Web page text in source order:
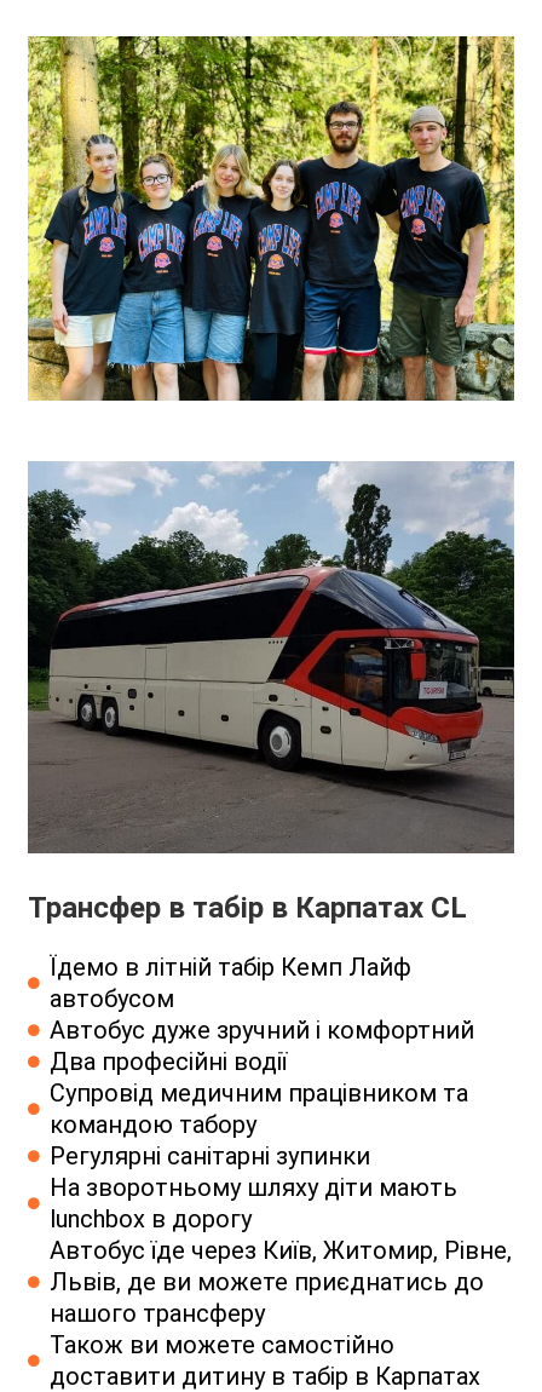
Трансфер в табір в Карпатах CL
Їдемо в літній табір Кемп Лайф
автобусом
Автобус дуже зручний і комфортний
Два професійні водії
Супровід медичним працівником та
командою табору
Регулярні санітарні зупинки
На зворотньому шляху діти мають
lunchbox в дорогу
Автобус їде через Київ, Житомир, Рівне,
Львів, де ви можете приєднатись до
нашого трансферу
Також ви можете самостійно
доставити дитину в табір в Карпатах